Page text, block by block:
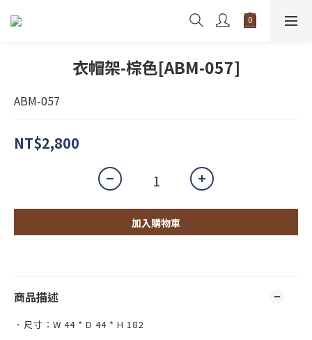
衣帽架-棕色[ABM-057]
ABM-057
NT$2,800
加入購物車
商品描述
．尺寸：W 44 * D 44 * H 182